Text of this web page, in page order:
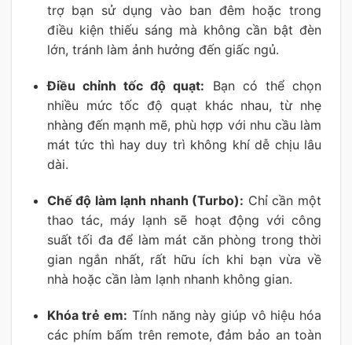
trợ bạn sử dụng vào ban đêm hoặc trong
điều kiện thiếu sáng mà không cần bật đèn
lớn, tránh làm ảnh hưởng đến giấc ngủ.
Điều chỉnh tốc độ quạt: Bạn có thể chọn
nhiều mức tốc độ quạt khác nhau, từ nhẹ
nhàng đến mạnh mẽ, phù hợp với nhu cầu làm
mát tức thì hay duy trì không khí dễ chịu lâu
dài.
Chế độ làm lạnh nhanh (Turbo): Chỉ cần một
thao tác, máy lạnh sẽ hoạt động với công
suất tối đa để làm mát căn phòng trong thời
gian ngắn nhất, rất hữu ích khi bạn vừa về
nhà hoặc cần làm lạnh nhanh không gian.
Khóa trẻ em: Tính năng này giúp vô hiệu hóa
các phím bấm trên remote, đảm bảo an toàn